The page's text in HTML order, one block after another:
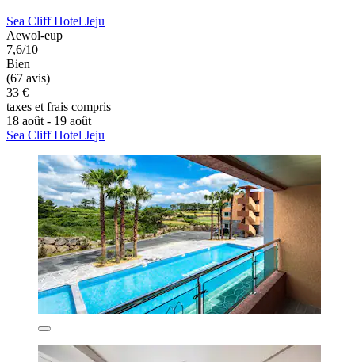
Sea Cliff Hotel Jeju
Aewol-eup
7,6/10
Bien
(67 avis)
33 €
taxes et frais compris
18 août - 19 août
Sea Cliff Hotel Jeju